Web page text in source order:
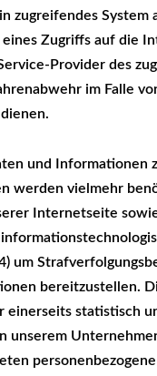
zugreifendes
Zugriffs auf die
Provider des
im Falle
und Informationen
werden vielmehr
Internetseite
um
bereitzustellen.
einerseits statistisch
unserem